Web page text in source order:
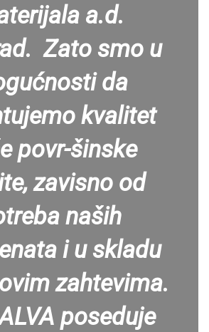
a.d.
Zato smo u
da
kvalitet
povr-šinske
zavisno od
naših
i u skladu
zahtevima.
poseduje